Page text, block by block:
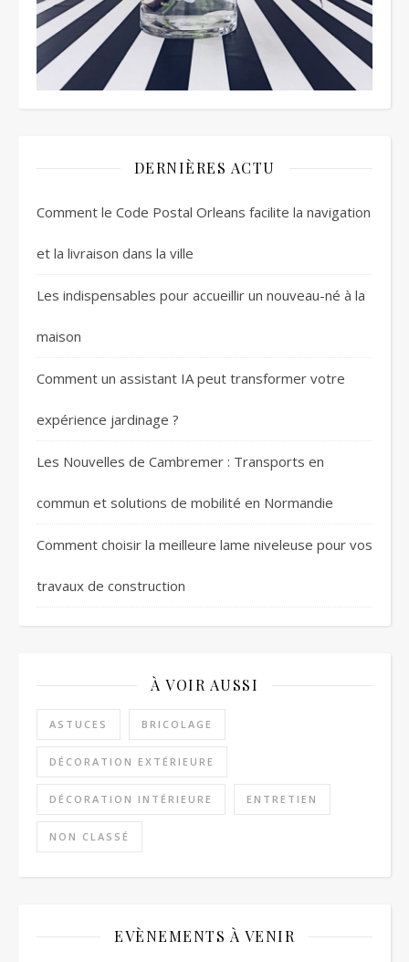
DERNIÈRES ACTU
Comment le Code Postal Orleans facilite la navigation
et la livraison dans la ville
Les indispensables pour accueillir un nouveau-né à la
maison
Comment un assistant IA peut transformer votre
expérience jardinage ?
Les Nouvelles de Cambremer : Transports en
commun et solutions de mobilité en Normandie
Comment choisir la meilleure lame niveleuse pour vos
travaux de construction
À VOIR AUSSI
ASTUCES BRICOLAGE
DÉCORATION EXTÉRIEURE
DÉCORATION INTÉRIEURE ENTRETIEN
NON CLASSÉ
EVÈNEMENTS À VENIR